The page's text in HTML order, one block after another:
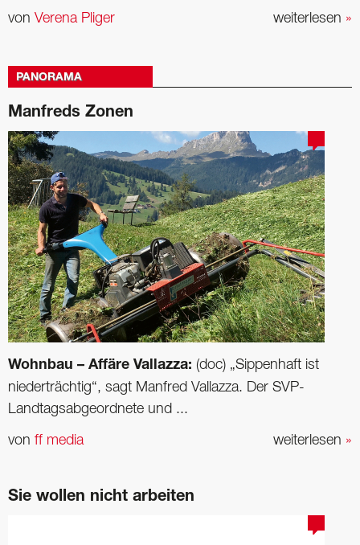
weiterlesen »
von Verena Pliger
PANORAMA
Manfreds Zonen
Wohnbau – Affäre Vallazza: (doc) „Sippenhaft ist
niederträchtig“, sagt Manfred Vallazza. Der SVP-
Landtagsabgeordnete und ...
weiterlesen »
von ff media
Sie wollen nicht arbeiten